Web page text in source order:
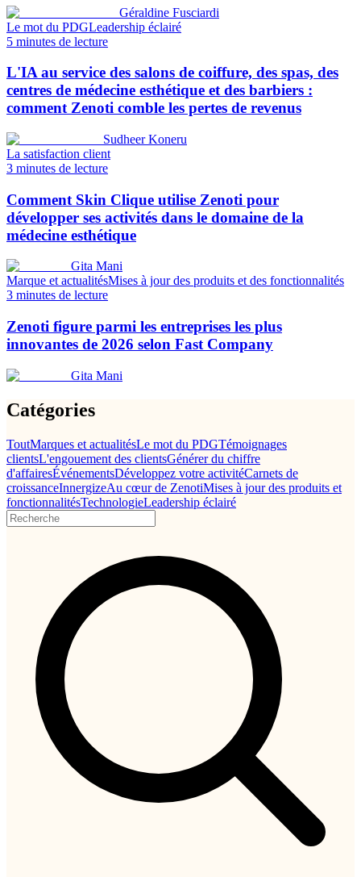
Géraldine Fusciardi
Le mot du PDGLeadership éclairé
5 minutes de lecture
L'IA au service des salons de coiffure, des spas, des
centres de médecine esthétique et des barbiers :
comment Zenoti comble les pertes de revenus
Sudheer Koneru
La satisfaction client
3 minutes de lecture
Comment Skin Clique utilise Zenoti pour
développer ses activités dans le domaine de la
médecine esthétique
Gita Mani
Marque et actualitésMises à jour des produits et des fonctionnalités
3 minutes de lecture
Zenoti figure parmi les entreprises les plus
innovantes de 2026 selon Fast Company
Gita Mani
Catégories
ToutMarques et actualitésLe mot du PDGTémoignages
clientsL'engouement des clientsGénérer du chiffre
d'affairesÉvénementsDéveloppez votre activitéCarnets de
croissanceInnergizeAu cœur de ZenotiMises à jour des produits et
fonctionnalitésTechnologieLeadership éclairé